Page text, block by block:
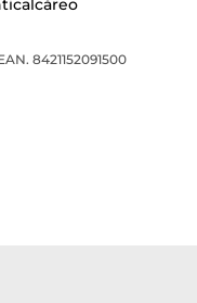
8421152091500